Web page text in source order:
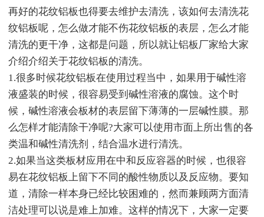
再好的花纹铝板也得要去维护去清洗，该如何去清洗花
纹铝板呢，怎么做才能不伤花纹铝板的表层，怎么才能
清洗的更干净，这都是问题，所以就让铝板厂家给大家
介绍介绍关于花纹铝板的清洗。
1.很多时候花纹铝板在使用过程当中，如果用于碱性溶
液盛装的时候，很容易受到碱性溶液的腐蚀。这个时
候，碱性溶液会板材的表层留下薄薄的一层碱性膜。那
么怎样才能清除干净呢?大家可以使用市面上所出售的各
类温和碱性清洗剂，结合温水进行清洗。
2.如果当这类板材应用在中和反应容器的时候，也很容
易在花纹铝板上留下不同的酸性物质以及反应物。要知
道，清除一样本身已经比较困难的，然而兼顾两方面清
洁处理可以说是难上加难。这样的情况下，大家一定要